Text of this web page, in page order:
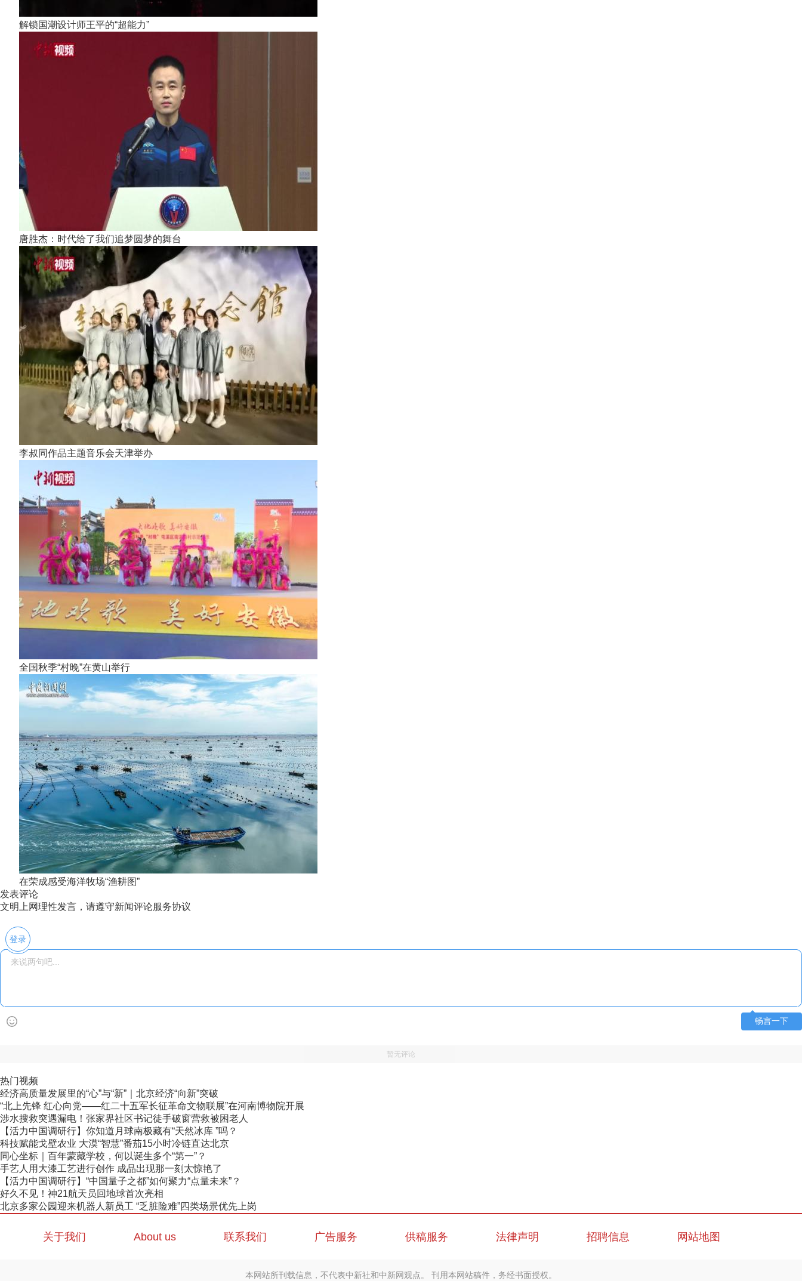
解锁国潮设计师王平的“超能力”
唐胜杰：时代给了我们追梦圆梦的舞台
李叔同作品主题音乐会天津举办
全国秋季“村晚”在黄山举行
在荣成感受海洋牧场“渔耕图”
发表评论
文明上网理性发言，请遵守新闻评论服务协议
登录
畅言一下
暂无评论
热门视频
经济高质量发展里的“心”与“新”｜北京经济“向新”突破
“北上先锋 红心向党——红二十五军长征革命文物联展”在河南博物院开展
涉水搜救突遇漏电！张家界社区书记徒手破窗营救被困老人
【活力中国调研行】你知道月球南极藏有“天然冰库 ”吗？
科技赋能戈壁农业 大漠“智慧”番茄15小时冷链直达北京
同心坐标｜百年蒙藏学校，何以诞生多个“第一”？
手艺人用大漆工艺进行创作 成品出现那一刻太惊艳了
【活力中国调研行】“中国量子之都”如何聚力“点量未来”？
好久不见！神21航天员回地球首次亮相
北京多家公园迎来机器人新员工 “乏脏险难”四类场景优先上岗
关于我们 About us 联系我们 广告服务 供稿服务 法律声明 招聘信息 网站地图
本网站所刊载信息，不代表中新社和中新网观点。 刊用本网站稿件，务经书面授权。